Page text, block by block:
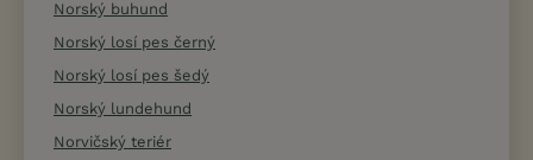
Norský buhund
Norský losí pes černý
Norský losí pes šedý
Norský lundehund
Norvičský teriér